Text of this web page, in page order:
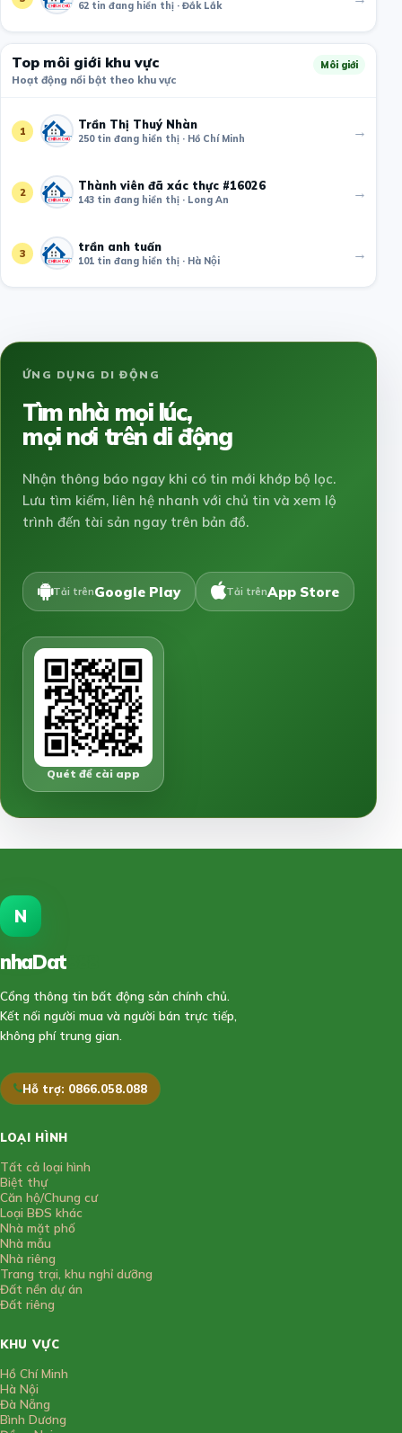
62 tin đang hiển thị · Đắk Lắk
Top môi giới khu vực
Hoạt động nổi bật theo khu vực
Môi giới
1 Trần Thị Thuý Nhàn
250 tin đang hiển thị · Hồ Chí Minh →
2 Thành viên đã xác thực #16026
143 tin đang hiển thị · Long An →
3 trần anh tuấn
101 tin đang hiển thị · Hà Nội →
ỨNG DỤNG DI ĐỘNG
Tìm nhà mọi lúc,
mọi nơi trên di động
Nhận thông báo ngay khi có tin mới khớp bộ lọc.
Lưu tìm kiếm, liên hệ nhanh với chủ tin và xem lộ
trình đến tài sản ngay trên bản đồ.
Tải trênGoogle Play Tải trênApp Store
Quét để cài app
N
nhaDat
Cổng thông tin bất động sản chính chủ.
Kết nối người mua và người bán trực tiếp,
không phí trung gian.
Hỗ trợ: 0866.058.088
LOẠI HÌNH
Tất cả loại hình
Biệt thự
Căn hộ/Chung cư
Loại BĐS khác
Nhà mặt phố
Nhà mẫu
Nhà riêng
Trang trại, khu nghỉ dưỡng
Đất nền dự án
Đất riêng
KHU VỰC
Hồ Chí Minh
Hà Nội
Đà Nẵng
Bình Dương